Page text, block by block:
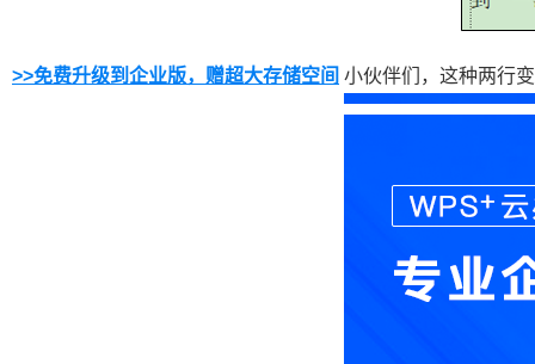
>>免费升级到企业版，赠超大存储空间 小伙伴们，这种两行